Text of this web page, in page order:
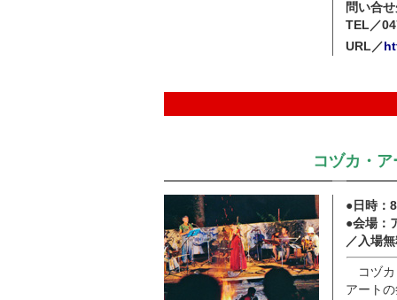
問い合
TEL／
URL／
コヅカ・
●日時：
●会場：
／入場
コヅカ
アート